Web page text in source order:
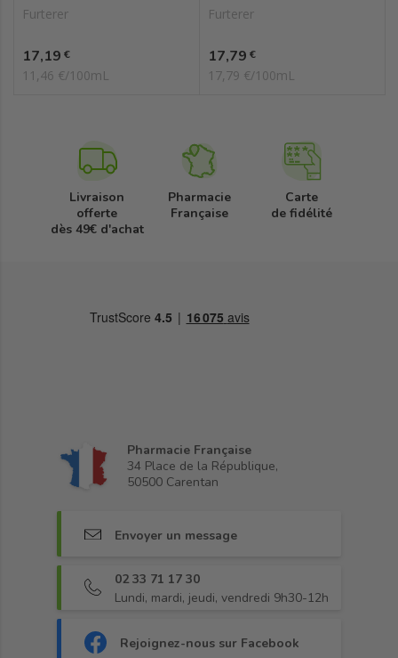
Furterer
Prix
17,19 €
11,46 €/100mL
Furterer
Prix
17,79 €
17,79 €/100mL
Livraison
offerte
dès 49€ d'achat
Pharmacie
Française
Carte
de fidélité
Pharmacie Française
34 Place de la République,
50500 Carentan
Envoyer un message
02 33 71 17 30
Lundi, mardi, jeudi, vendredi 9h30-12h
Rejoignez-nous sur Facebook